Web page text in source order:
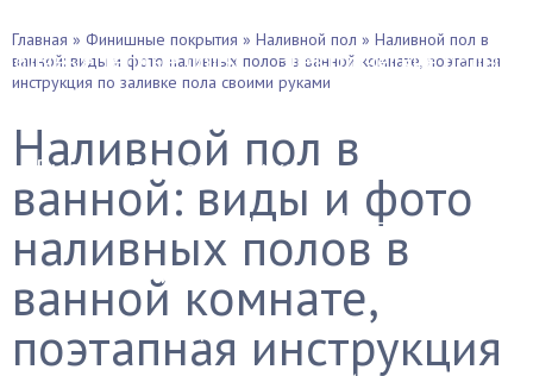
Водяные теплые полы
Электрические полы
Выравнивание и стяжка
Звукоизоляция и т.д.
Плинтуса
Утепление полов
Главная » Финишные покрытия » Наливной пол » Наливной пол в
ванной: виды и фото наливных полов в ванной комнате, поэтапная
инструкция по заливке пола своими руками
Наливной пол в
ванной: виды и фото
наливных полов в
ванной комнате,
поэтапная инструкция